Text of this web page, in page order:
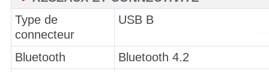
Type de
connecteur
USB B
Bluetooth
Bluetooth 4.2